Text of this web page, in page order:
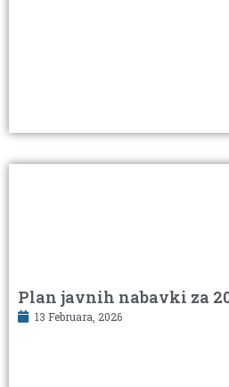
Plan javnih nabavki za
13 Februara, 2026